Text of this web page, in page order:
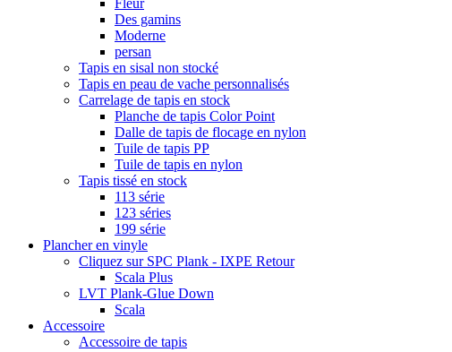
Des gamins
Moderne
persan
Tapis en sisal non stocké
Tapis en peau de vache personnalisés
Carrelage de tapis en stock
Planche de tapis Color Point
Dalle de tapis de flocage en nylon
Tuile de tapis PP
Tuile de tapis en nylon
Tapis tissé en stock
113 série
123 séries
199 série
Plancher en vinyle
Cliquez sur SPC Plank - IXPE Retour
Scala Plus
LVT Plank-Glue Down
Scala
Accessoire
Accessoire de tapis